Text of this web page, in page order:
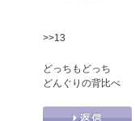
>>13
どっちもどっち
どんぐりの背比べ